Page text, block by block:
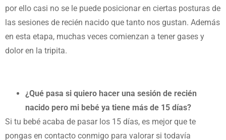
por ello casi no se le puede posicionar en ciertas posturas de
las sesiones de recién nacido que tanto nos gustan. Además
en esta etapa, muchas veces comienzan a tener gases y
dolor en la tripita.
¿Qué pasa si quiero hacer una sesión de recién
nacido pero mi bebé ya tiene más de 15 días?
Si tu bebé acaba de pasar los 15 días, es mejor que te
pongas en contacto conmigo para valorar si todavía